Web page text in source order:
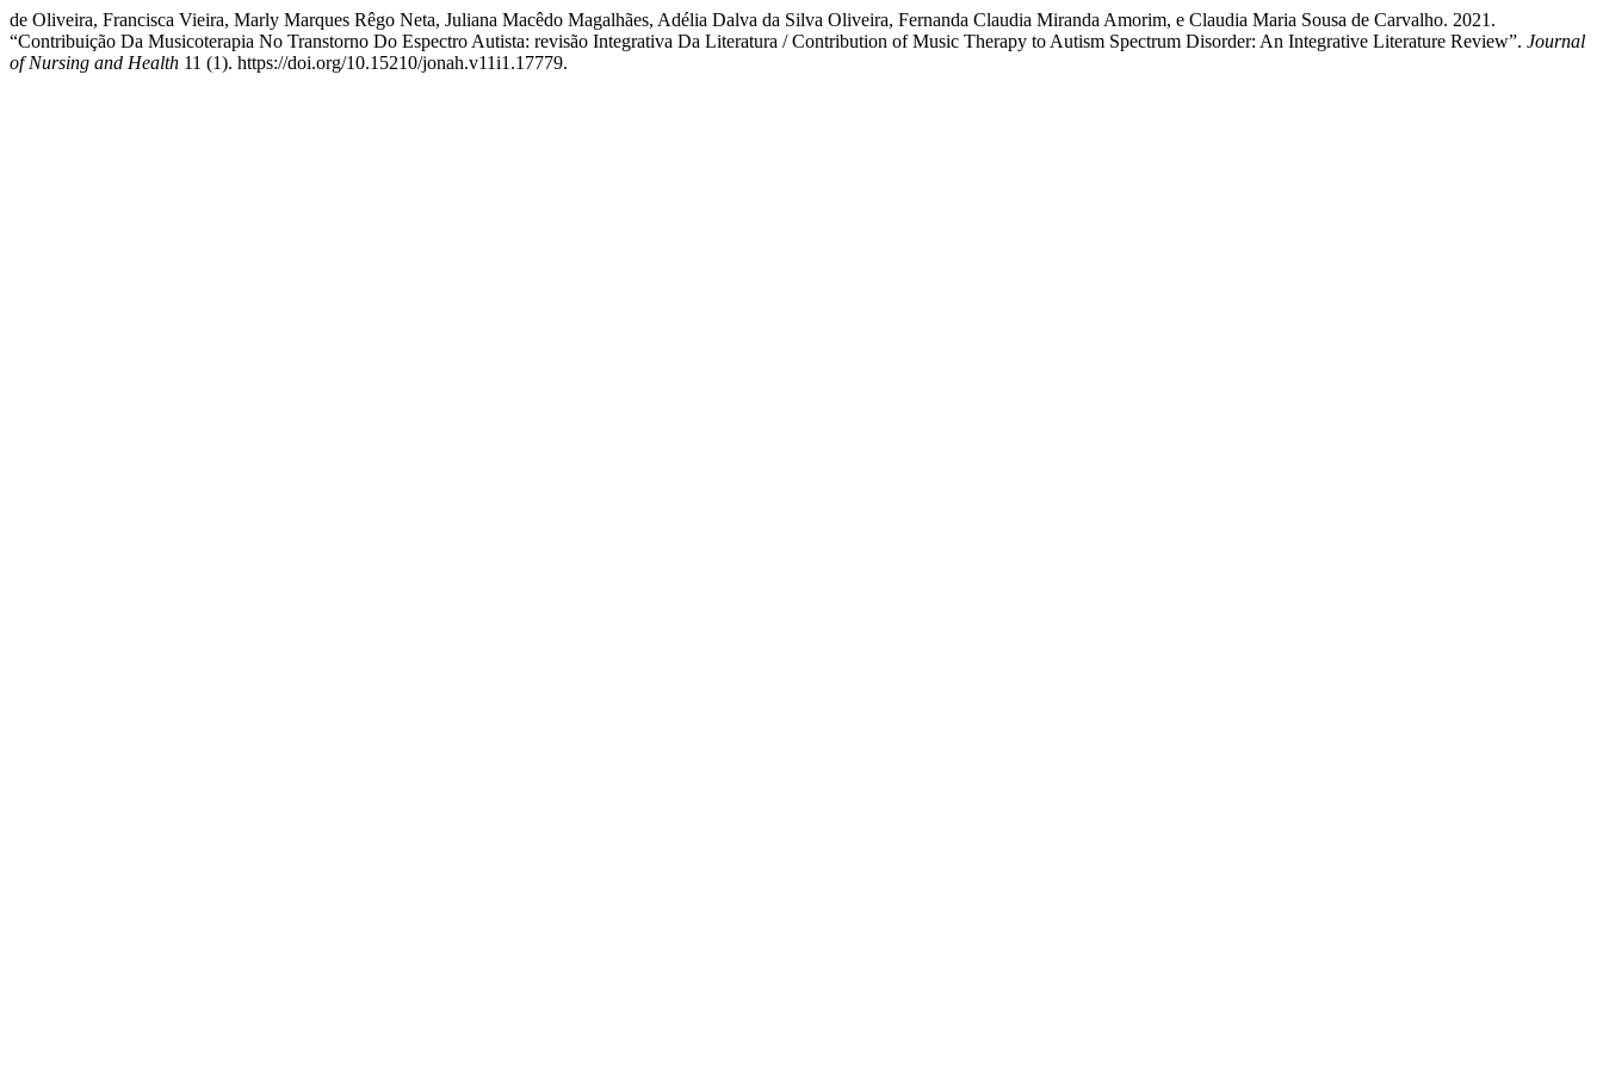
de Oliveira, Francisca Vieira, Marly Marques Rêgo Neta, Juliana Macêdo Magalhães, Adélia Dalva da Silva Oliveira, Fernanda Claudia Miranda Amorim, e Claudia Maria Sousa de Carvalho. 2021.
“Contribuição Da Musicoterapia No Transtorno Do Espectro Autista: revisão Integrativa Da Literatura / Contribution of Music Therapy to Autism Spectrum Disorder: An Integrative Literature Review”. Journal
of Nursing and Health 11 (1). https://doi.org/10.15210/jonah.v11i1.17779.